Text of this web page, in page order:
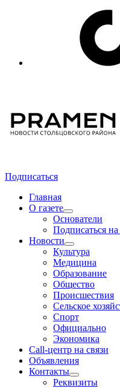
Подписаться
Главная
О газете
Основатели
Подписаться на
Новости
Культура
Медицина
Образование
Общество
Происшествия
Сельское
Спорт
Официально
Экономика
Call-центр на связи
Объявления
Контакты
Реквизиты